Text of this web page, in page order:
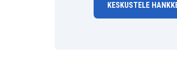
KESKUSTELE